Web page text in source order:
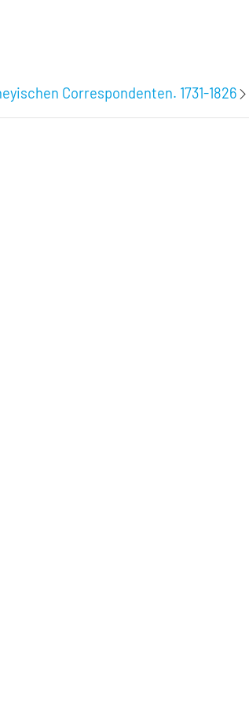
Correspondenten. 1731-1826